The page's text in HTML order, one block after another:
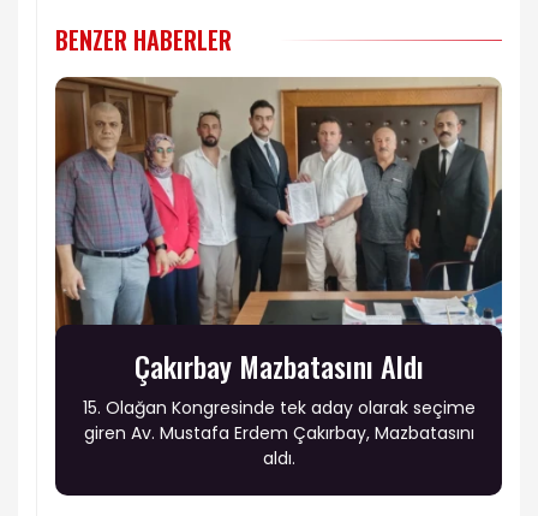
BENZER HABERLER
Çakırbay Mazbatasını Aldı
15. Olağan Kongresinde tek aday olarak seçime
giren Av. Mustafa Erdem Çakırbay, Mazbatasını
aldı.